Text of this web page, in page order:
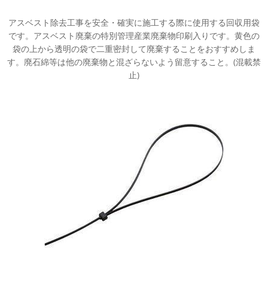
アスベスト除去工事を安全・確実に施工する際に使用する回収用袋
です。アスベスト廃棄の特別管理産業廃棄物印刷入りです。黄色の
袋の上から透明の袋で二重密封して廃棄することをおすすめしま
す。廃石綿等は他の廃棄物と混ざらないよう留意すること。(混載禁
止)